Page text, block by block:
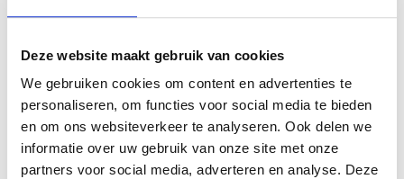
Deze website maakt gebruik van cookies
We gebruiken cookies om content en advertenties te
personaliseren, om functies voor social media te bieden
en om ons websiteverkeer te analyseren. Ook delen we
informatie over uw gebruik van onze site met onze
partners voor social media, adverteren en analyse. Deze